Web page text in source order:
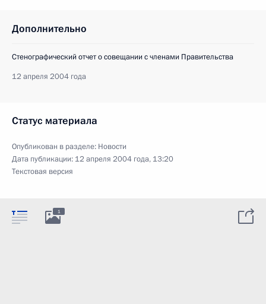
Дополнительно
Стенографический отчет о совещании с членами Правительства
12 апреля 2004 года
Статус материала
Опубликован в разделе: Новости
Дата публикации: 12 апреля 2004 года, 13:20
Текстовая версия
1